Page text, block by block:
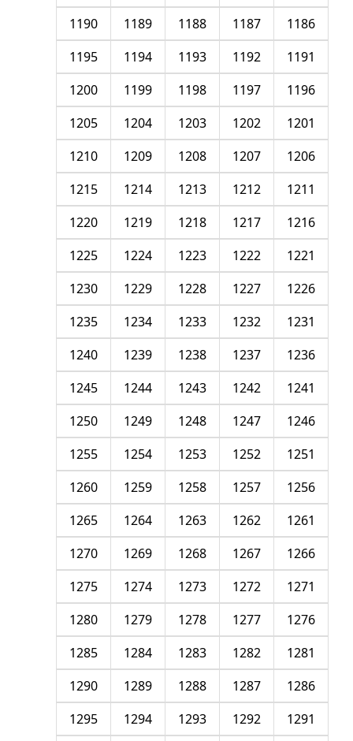
1186
1187
1188
1189
1190
1191
1192
1193
1194
1195
1196
1197
1198
1199
1200
1201
1202
1203
1204
1205
1206
1207
1208
1209
1210
1211
1212
1213
1214
1215
1216
1217
1218
1219
1220
1221
1222
1223
1224
1225
1226
1227
1228
1229
1230
1231
1232
1233
1234
1235
1236
1237
1238
1239
1240
1241
1242
1243
1244
1245
1246
1247
1248
1249
1250
1251
1252
1253
1254
1255
1256
1257
1258
1259
1260
1261
1262
1263
1264
1265
1266
1267
1268
1269
1270
1271
1272
1273
1274
1275
1276
1277
1278
1279
1280
1281
1282
1283
1284
1285
1286
1287
1288
1289
1290
1291
1292
1293
1294
1295